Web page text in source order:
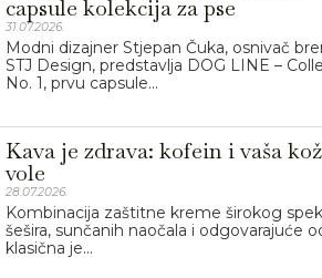
capsule kolekcija za pse
31.07.2026.
Modni dizajner Stjepan Čuka, osnivač
STJ Design, predstavlja DOG LINE –
No. 1, prvu capsule...
Kava je zdrava: kofein i vaša
vole
28.07.2026.
Kombinacija zaštitne kreme širokog
šešira, sunčanih naočala i odgovarajuće
klasična je...